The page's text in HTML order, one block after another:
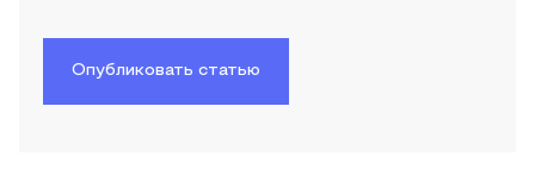
Опубликовать статью